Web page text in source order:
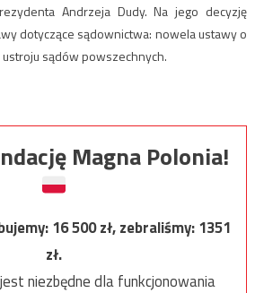
Andrzeja Dudy. Na jego decyzję
dotyczące sądownictwa: nowela ustawy o
sądów powszechnych.
Magna Polonia!
16 500zł, zebraliśmy:1351
zł.
niezbędne dla funkcjonowania